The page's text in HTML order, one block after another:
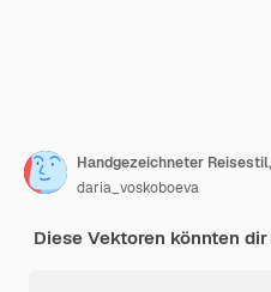
Handgezeichneter
daria_voskoboeva
Diese Vektoren könnten